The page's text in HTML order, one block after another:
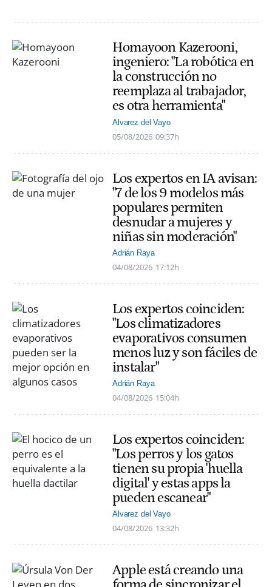
Homayoon Kazerooni,
ingeniero: "La robótica en
la construcción no
reemplaza al trabajador,
es otra herramienta"
Alvarez del Vayo
05/08/2026 09:37h
Los expertos en IA avisan:
"7 de los 9 modelos más
populares permiten
desnudar a mujeres y
niñas sin moderación"
Adrián Raya
04/08/2026 17:12h
Los expertos coinciden:
"Los climatizadores
evaporativos consumen
menos luz y son fáciles de
instalar"
Adrián Raya
04/08/2026 15:04h
Los expertos coinciden:
"Los perros y los gatos
tienen su propia 'huella
digital' y estas apps la
pueden escanear"
Alvarez del Vayo
04/08/2026 13:32h
Apple está creando una